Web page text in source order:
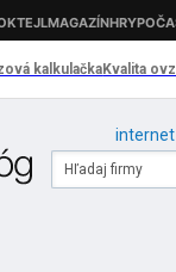
internet